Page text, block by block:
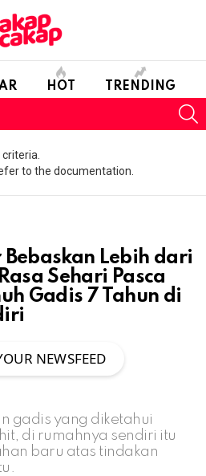
HOT TRENDING
to the documentation.
Lebih dari
Sehari Pasca
Gadis 7 Tahun di
NEWSFEED
gadis yang diketahui
di rumahnya sendiri itu
baru atas tindakan